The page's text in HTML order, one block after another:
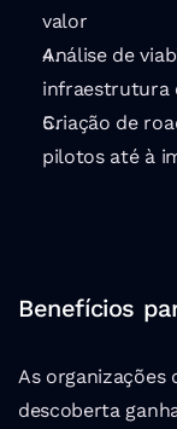
valor
Análise de
infraestrutura
Criação de
pilotos até à
Benefícios
As organizações
descoberta